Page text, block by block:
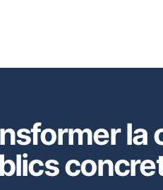
la